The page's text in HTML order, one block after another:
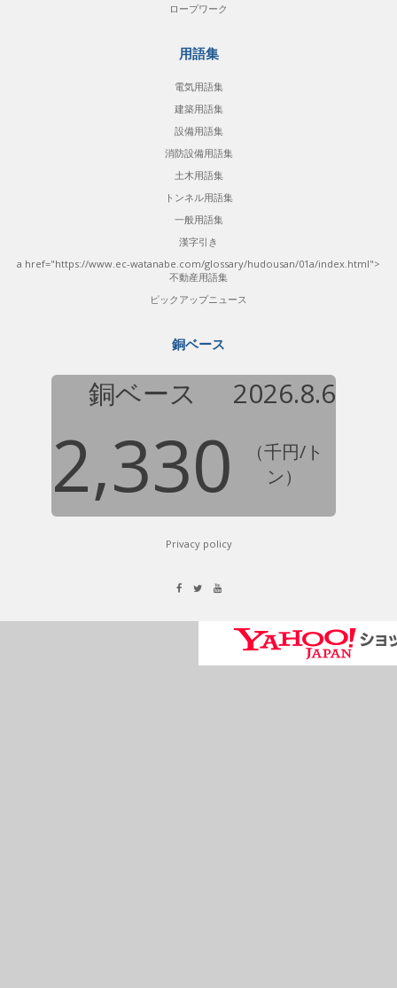
ロープワーク
用語集
電気用語集
建築用語集
設備用語集
消防設備用語集
土木用語集
トンネル用語集
一般用語集
漢字引き
a href="https://www.ec-watanabe.com/glossary/hudousan/01a/index.html">
不動産用語集
ピックアップニュース
銅ベース
銅ベース 2026.8.6
2,330
（千円/ト
ン）
Privacy policy